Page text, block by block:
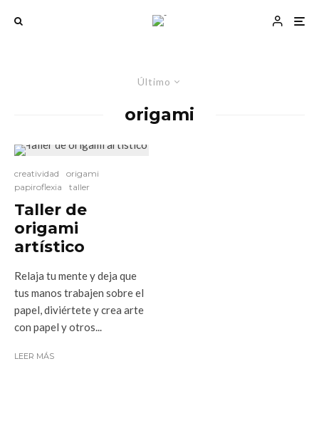
Último
origami
creatividad
origami
papiroflexia
taller
Taller de
origami
artístico
Relaja tu mente y deja que
tus manos trabajen sobre el
papel, diviértete y crea arte
con papel y otros...
LEER MÁS